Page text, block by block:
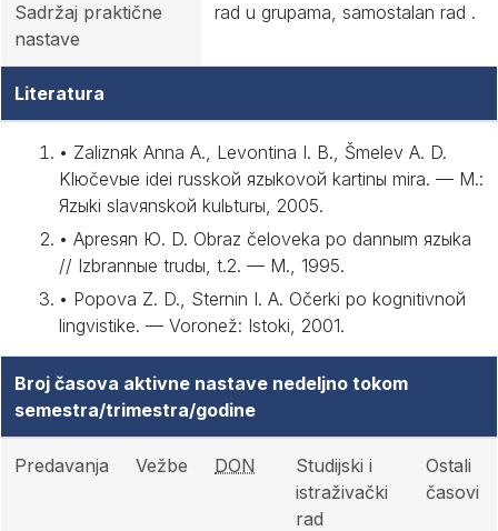
Sadržaj praktične
nastave
rad u grupama, samostalan rad .
Literatura
• Zaliznяk Anna A., Levontina I. B., Šmelev A. D.
Klюčevыe idei russkoй яzыkovoй kartinы mira. — M.:
Яzыki slavяnskoй kulьturы, 2005.
• Apresяn Ю. D. Obraz čeloveka po dannыm яzыka
// Izbrannыe trudы, t.2. — M., 1995.
• Popova Z. D., Sternin I. A. Očerki po kognitivnoй
lingvistike. — Voronež: Istoki, 2001.
Broj časova aktivne nastave nedeljno tokom
semestra/trimestra/godine
Predavanja Vežbe DON
Studijski i
istraživački
rad
Ostali
časovi